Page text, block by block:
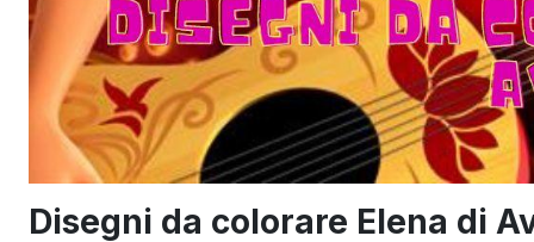
Disegni da colorare Elena di